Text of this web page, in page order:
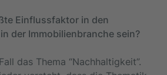
Einflussfaktor in den
der Immobilienbranche sein?
das Thema “Nachhaltigkeit”.